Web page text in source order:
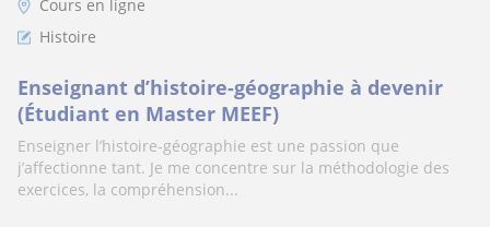
Cours en ligne
Histoire
Enseignant d’histoire-géographie à devenir
(Étudiant en Master MEEF)
Enseigner l’histoire-géographie est une passion que
j’affectionne tant. Je me concentre sur la méthodologie des
exercices, la compréhension...